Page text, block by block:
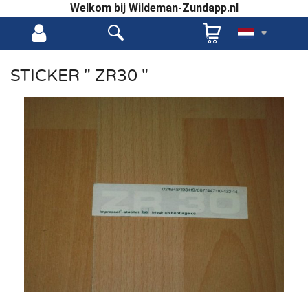
Welkom bij Wildeman-Zundapp.nl
STICKER " ZR30 "